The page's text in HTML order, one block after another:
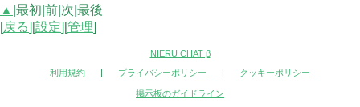
▲ |最初|前|次|最後
[戻る][設定][管理]
NIERU CHAT β
利用規約 | プライバシーポリシー | クッキーポリシー
掲示板のガイドライン